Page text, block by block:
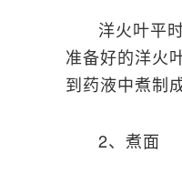
洋火叶平
准备好的洋火
到药液中煮制
2、煮面